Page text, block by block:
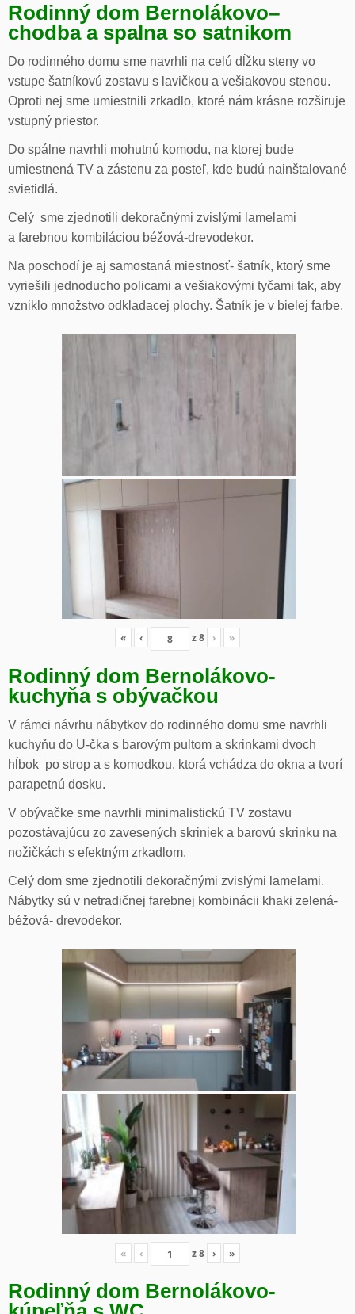
Rodinný dom Bernolákovo–
chodba a spalna so satnikom
Do rodinného domu sme navrhli na celú dĺžku steny vo
vstupe šatníkovú zostavu s lavičkou a vešiakovou stenou.
Oproti nej sme umiestnili zrkadlo, ktoré nám krásne rozširuje
vstupný priestor.
Do spálne navrhli mohutnú komodu, na ktorej bude
umiestnená TV a zástenu za posteľ, kde budú nainštalované
svietidlá.
Celý sme zjednotili dekoračnými zvislými lamelami
a farebnou kombiláciou béžová-drevodekor.
Na poschodí je aj samostaná miestnosť- šatník, ktorý sme
vyriešili jednoducho policami a vešiakovými tyčami tak, aby
vzniklo množstvo odkladacej plochy. Šatník je v bielej farbe.
« ‹ z8 › »
Rodinný dom Bernolákovo-
kuchyňa s obývačkou
V rámci návrhu nábytkov do rodinného domu sme navrhli
kuchyňu do U-čka s barovým pultom a skrinkami dvoch
hĺbok po strop a s komodkou, ktorá vchádza do okna a tvorí
parapetnú dosku.
V obývačke sme navrhli minimalistickú TV zostavu
pozostávajúcu zo zavesených skriniek a barovú skrinku na
nožičkách s efektným zrkadlom.
Celý dom sme zjednotili dekoračnými zvislými lamelami.
Nábytky sú v netradičnej farebnej kombinácii khaki zelená-
béžová- drevodekor.
« ‹ z8 › »
Rodinný dom Bernolákovo-